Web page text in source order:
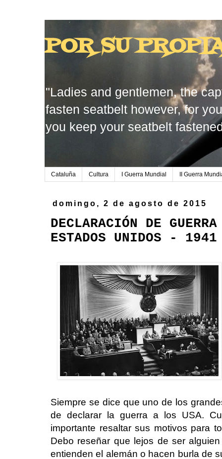
POR SU
"Ladies and gentlemen, the
fasten seatbelt however, for
you keep your seatbelt
Cataluña Cultura I Guerra Mundial II Guerra
domingo, 2 de agosto de 2015
DECLARACIÓN DE
ESTADOS UNIDOS -
Siempre se dice que uno de los
de declarar la guerra a los USA.
importante resaltar sus motivos para
Debo reseñar que lejos de ser
entienden el alemán o hacen burla de